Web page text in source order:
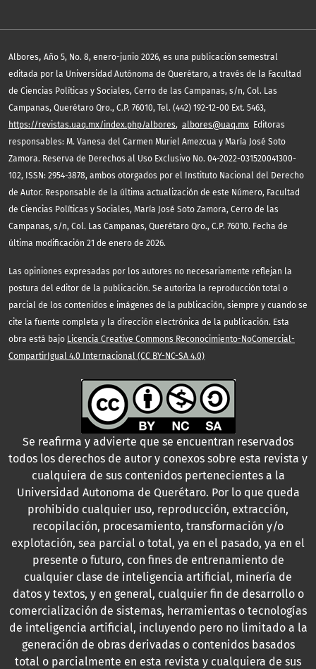
Albores, Año 5, No. 8, enero-junio 2026, es una publicación semestral
editada por la Universidad Autónoma de Querétaro, a través de la Facultad
de Ciencias Políticas y Sociales, Cerro de las Campanas, s/n, Col. Las
Campanas, Querétaro Qro., C.P. 76010, Tel. (442) 192-12-00 Ext. 5463,
https://revistas.uaq.mx/index.php/albores, albores@uaq.mx Editoras
responsables: M. Vanesa del Carmen Muriel Amezcua y María José Soto
Zamora. Reserva de Derechos al Uso Exclusivo No. 04-2022-031520041300-
102, ISSN: 2954-3878, ambos otorgados por el Instituto Nacional del Derecho
de Autor. Responsable de la última actualización de este Número, Facultad
de Ciencias Políticas y Sociales, María José Soto Zamora, Cerro de las
Campanas, s/n, Col. Las Campanas, Querétaro Qro., C.P. 76010. Fecha de
última modificación 21 de enero de 2026.
Las opiniones expresadas por los autores no necesariamente reflejan la
postura del editor de la publicación. Se autoriza la reproducción total o
parcial de los contenidos e imágenes de la publicación, siempre y cuando se
cite la fuente completa y la dirección electrónica de la publicación. Esta
obra está bajo Licencia Creative Commons Reconocimiento-NoComercial-
CompartirIgual 4.0 Internacional (CC BY-NC-SA 4.0)
Se reafirma y advierte que se encuentran reservados
todos los derechos de autor y conexos sobre esta revista y
cualquiera de sus contenidos pertenecientes a la
Universidad Autonoma de Querétaro. Por lo que queda
prohibido cualquier uso, reproducción, extracción,
recopilación, procesamiento, transformación y/o
explotación, sea parcial o total, ya en el pasado, ya en el
presente o futuro, con fines de entrenamiento de
cualquier clase de inteligencia artificial, minería de
datos y textos, y en general, cualquier fin de desarrollo o
comercialización de sistemas, herramientas o tecnologías
de inteligencia artificial, incluyendo pero no limitado a la
generación de obras derivadas o contenidos basados
total o parcialmente en esta revista y cualquiera de sus